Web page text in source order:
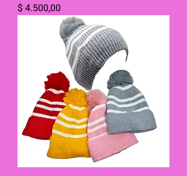
Precio
$ 4.500,00